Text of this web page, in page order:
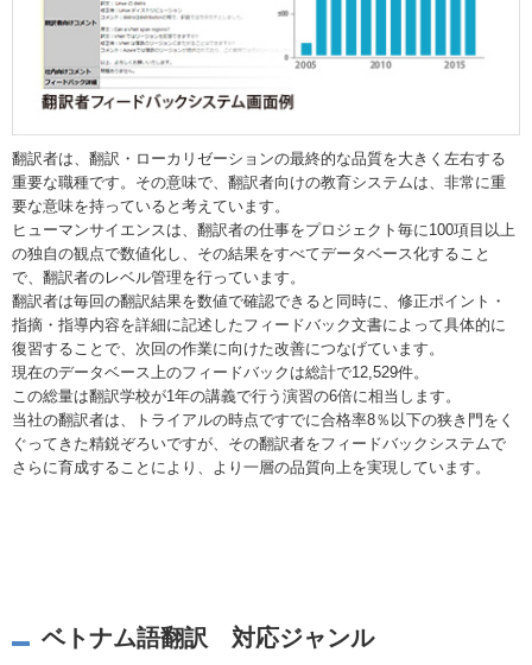
翻訳者は、翻訳・ローカリゼーションの最終的な品質を大きく左右する
重要な職種です。その意味で、翻訳者向けの教育システムは、非常に重
要な意味を持っていると考えています。
ヒューマンサイエンスは、翻訳者の仕事をプロジェクト毎に100項目以上
の独自の観点で数値化し、その結果をすべてデータベース化すること
で、翻訳者のレベル管理を行っています。
翻訳者は毎回の翻訳結果を数値で確認できると同時に、修正ポイント・
指摘・指導内容を詳細に記述したフィードバック文書によって具体的に
復習することで、次回の作業に向けた改善につなげています。
現在のデータベース上のフィードバックは総計で12,529件。
この総量は翻訳学校が1年の講義で行う演習の6倍に相当します。
当社の翻訳者は、トライアルの時点ですでに合格率8％以下の狭き門をく
ぐってきた精鋭ぞろいですが、その翻訳者をフィードバックシステムで
さらに育成することにより、より一層の品質向上を実現しています。
ベトナム語翻訳 対応ジャンル